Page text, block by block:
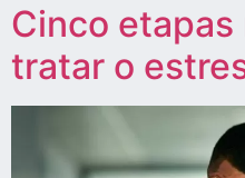
Cinco etapas
tratar o